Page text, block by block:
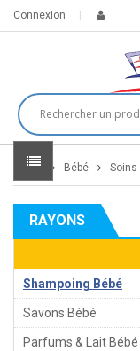
Connexion
Home Bébé Soins
RAYONS
Shampoing Bébé
Savons Bébé
Parfums & Lait Bébé